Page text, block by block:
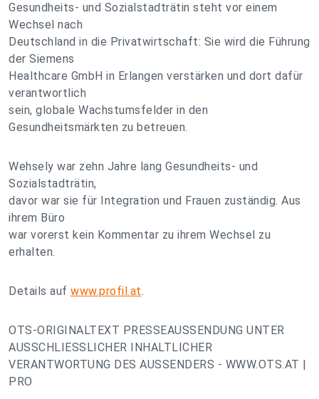
Gesundheits- und Sozialstadträtin steht vor einem
Wechsel nach
Deutschland in die Privatwirtschaft: Sie wird die Führung
der Siemens
Healthcare GmbH in Erlangen verstärken und dort dafür
verantwortlich
sein, globale Wachstumsfelder in den
Gesundheitsmärkten zu betreuen.
Wehsely war zehn Jahre lang Gesundheits- und
Sozialstadträtin,
davor war sie für Integration und Frauen zuständig. Aus
ihrem Büro
war vorerst kein Kommentar zu ihrem Wechsel zu
erhalten.
Details auf www.profil.at.
OTS-ORIGINALTEXT PRESSEAUSSENDUNG UNTER
AUSSCHLIESSLICHER INHALTLICHER
VERANTWORTUNG DES AUSSENDERS - WWW.OTS.AT |
PRO